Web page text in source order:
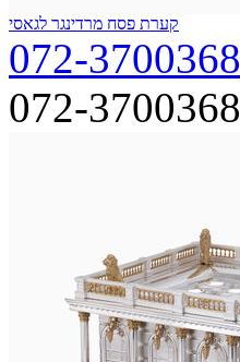
קערת פסח מרדינגר לגאסי
072-3700368
072-3700368